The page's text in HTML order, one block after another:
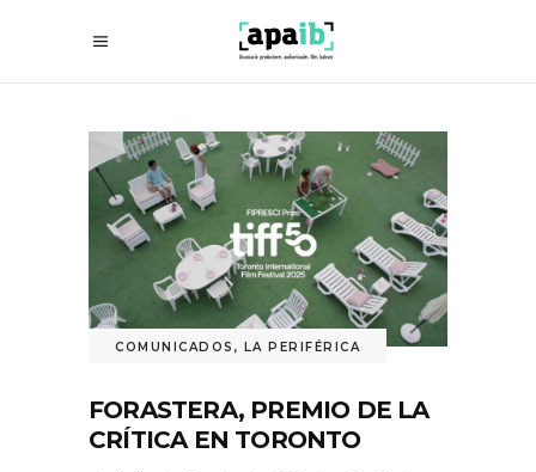
COMUNICADOS , LA PERIFÉRICA
FORASTERA, PREMIO DE LA
CRÍTICA EN TORONTO